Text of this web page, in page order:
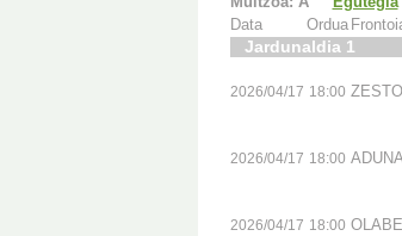
Data
Ordua
Jardunaldia 1
2026/04/17 18:00
2026/04/17 18:00
2026/04/17 18:00